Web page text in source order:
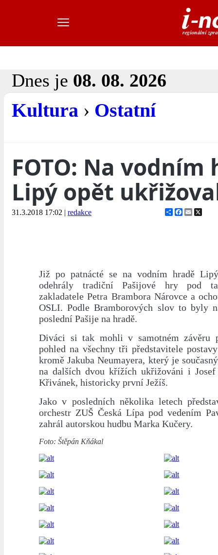
Dnes je 08. 08. 2026
Kultura › Ostatní
FOTO: Na vodním
Lipý opět
31.3.2018 17:02 | redakce ShareFacebook
Email
Již po patnácté se na vodním hradě
odehrály tradiční Pašijové hry pod
zakladatele Petra Brambora Nárovce a
OSLI. Podle Bramborových slov to byly
poslední Pašije na hradě.
Diváci si tak mohli v samotném závěru
pohled na všechny tři představitele
kromě Jakuba Neumayera, který je
na dalších dvou křížích ukřižováni i Josef
Křivánek, historicky první Ježíš.
Jako v posledních několika letech
orchestr ZUŠ Česká Lípa pod vedením
zahrál autorskou hudbu Marka Kučery.
Foto: Štěpán Kňákal